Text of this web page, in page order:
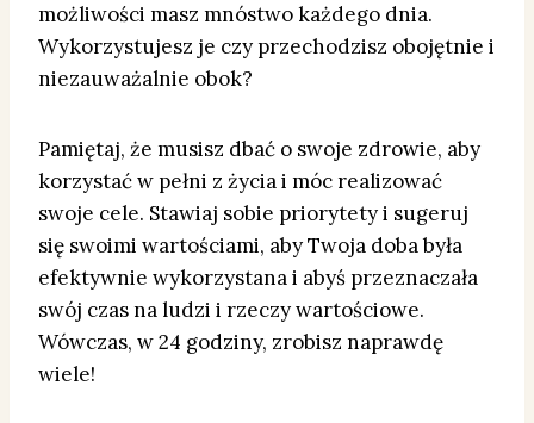
możliwości masz mnóstwo każdego dnia.
Wykorzystujesz je czy przechodzisz obojętnie i
niezauważalnie obok?
Pamiętaj, że musisz dbać o swoje zdrowie, aby
korzystać w pełni z życia i móc realizować
swoje cele. Stawiaj sobie priorytety i sugeruj
się swoimi wartościami, aby Twoja doba była
efektywnie wykorzystana i abyś przeznaczała
swój czas na ludzi i rzeczy wartościowe.
Wówczas, w 24 godziny, zrobisz naprawdę
wiele!